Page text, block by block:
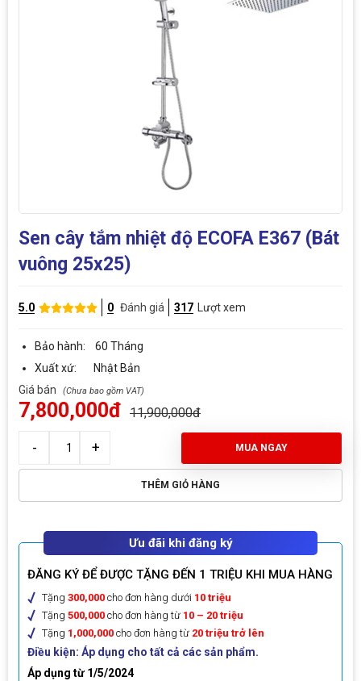
Sen cây tắm nhiệt độ ECOFA E367 (Bát
vuông 25x25)
5.0 0 Đánh giá 317 Lượt xem
Bảo hành: 60 Tháng
Xuất xứ: Nhật Bản
Giá bán
7,800,000đ 11,900,000đ
MUA NGAY
THÊM GIỎ HÀNG
Ưu đãi khi đăng ký
ĐĂNG KÝ ĐỂ ĐƯỢC TẶNG ĐẾN 1 TRIỆU KHI MUA HÀNG
Tặng 300,000 cho đơn hàng dưới 10 triệu
Tặng 500,000 cho đơn hàng từ 10 – 20 triệu
Tặng 1,000,000 cho đơn hàng từ 20 triệu trở lên
Điều kiện: Áp dụng cho tất cả các sản phẩm.
Áp dụng từ 1/5/2024